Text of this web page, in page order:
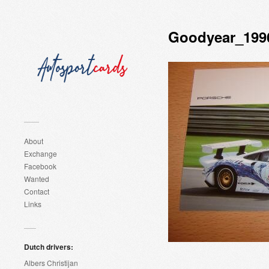
About
Exchange
Facebook
Wanted
Contact
Links
Dutch drivers:
Albers Christijan